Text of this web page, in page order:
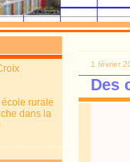
rurale
dans la
1 février
Des